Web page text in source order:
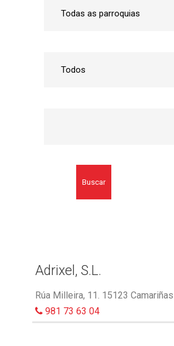
Buscar
Adrixel, S.L.
Rúa Milleira, 11. 15123
981 73 63 04